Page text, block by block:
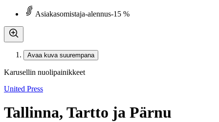
Asiakasomistaja-alennus-15 %
Avaa kuva suurempana
Karusellin nuolipainikkeet
United Press
Tallinna, Tartto ja Pärnu